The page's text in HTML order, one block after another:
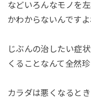
などいろんなモノを
かわからないんですよ
じぶんの治したい症
くることなんて全然
カラダは悪くなると